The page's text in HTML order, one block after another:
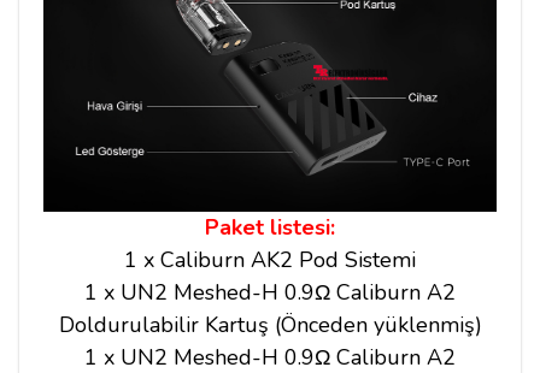
Paket listesi:
1 x Caliburn AK2 Pod Sistemi
1 x UN2 Meshed-H 0.9Ω Caliburn A2
Doldurulabilir Kartuş (Önceden yüklenmiş)
1 x UN2 Meshed-H 0.9Ω Caliburn A2